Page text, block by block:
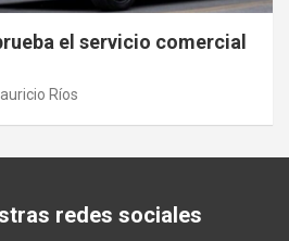
el servicio comercial
Ríos
redes sociales